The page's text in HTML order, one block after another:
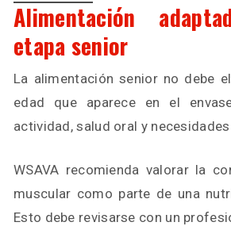
Alimentación
etapa senior
La alimentación senior no debe
edad que aparece en el
actividad, salud oral y
WSAVA recomienda valorar la
muscular como parte de una
Esto debe revisarse con un